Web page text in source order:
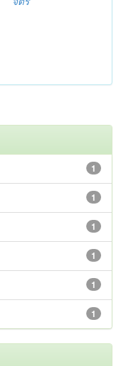
1
1
1
1
1
1